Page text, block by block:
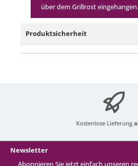
über dem Grillrost
Produktsicherheit
Kostenlose Lieferung
Newsletter
Abonnieren Sie jetzt einfach unseren